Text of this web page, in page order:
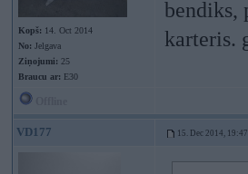
Kopš: 14. Oct 2014
No: Jelgava
Ziņojumi: 25
Braucu ar: E30
bendiks,
karteris.
VD177 15. Dec 2014, 19:47